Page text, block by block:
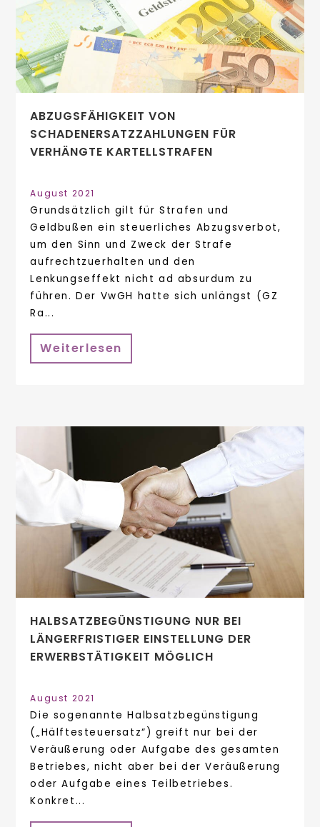
ABZUGSFÄHIGKEIT VON
SCHADENERSATZZAHLUNGEN FÜR
VERHÄNGTE KARTELLSTRAFEN
August 2021
Grundsätzlich gilt für Strafen und
Geldbußen ein steuerliches Abzugsverbot,
um den Sinn und Zweck der Strafe
aufrechtzuerhalten und den
Lenkungseffekt nicht ad absurdum zu
führen. Der VwGH hatte sich unlängst (GZ
Ra...
Weiterlesen
HALBSATZBEGÜNSTIGUNG NUR BEI
LÄNGERFRISTIGER EINSTELLUNG DER
ERWERBSTÄTIGKEIT MÖGLICH
August 2021
Die sogenannte Halbsatzbegünstigung
(„Hälftesteuersatz“) greift nur bei der
Veräußerung oder Aufgabe des gesamten
Betriebes, nicht aber bei der Veräußerung
oder Aufgabe eines Teilbetriebes.
Konkret...